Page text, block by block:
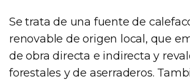
Se trata de una fuente de
renovable de origen local, que
de obra directa e indirecta y
forestales y de aserraderos.